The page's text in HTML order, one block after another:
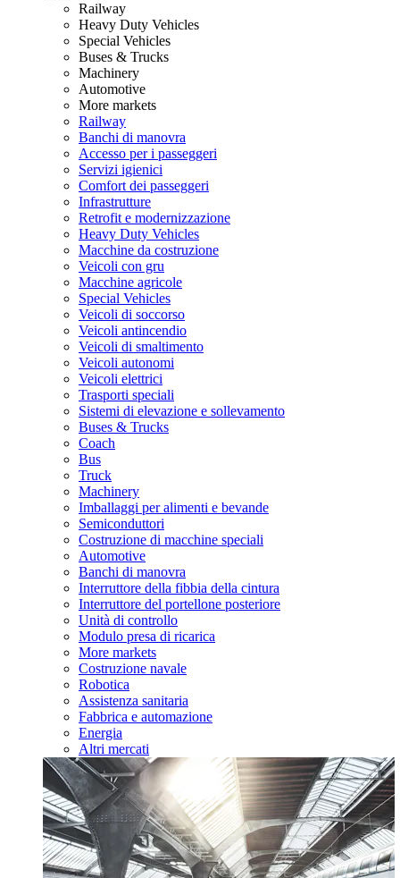
Railway
Heavy Duty Vehicles
Special Vehicles
Buses & Trucks
Machinery
Automotive
More markets
Railway
Banchi di manovra
Accesso per i passeggeri
Servizi igienici
Comfort dei passeggeri
Infrastrutture
Retrofit e modernizzazione
Heavy Duty Vehicles
Macchine da costruzione
Veicoli con gru
Macchine agricole
Special Vehicles
Veicoli di soccorso
Veicoli antincendio
Veicoli di smaltimento
Veicoli autonomi
Veicoli elettrici
Trasporti speciali
Sistemi di elevazione e sollevamento
Buses & Trucks
Coach
Bus
Truck
Machinery
Imballaggi per alimenti e bevande
Semiconduttori
Costruzione di macchine speciali
Automotive
Banchi di manovra
Interruttore della fibbia della cintura
Interruttore del portellone posteriore
Unità di controllo
Modulo presa di ricarica
More markets
Costruzione navale
Robotica
Assistenza sanitaria
Fabbrica e automazione
Energia
Altri mercati